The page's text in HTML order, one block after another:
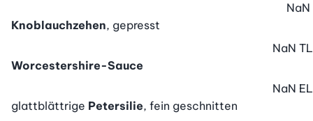
Knoblauchzehen, gepresst
NaN
Worcestershire-Sauce
NaN TL
glattblättrige Petersilie, fein geschnitten
NaN EL